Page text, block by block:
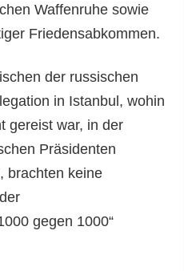
Waffenruhe sowie
Friedensabkommen.
der russischen
in Istanbul, wohin
gereist war, in der
Präsidenten
brachten keine
gegen 1000“